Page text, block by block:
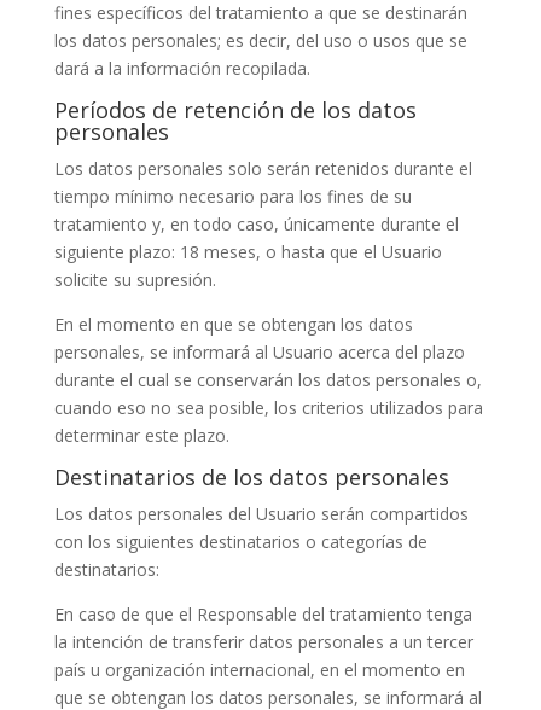
fines específicos del tratamiento a que se destinarán
los datos personales; es decir, del uso o usos que se
dará a la información recopilada.
Períodos de retención de los datos
personales
Los datos personales solo serán retenidos durante el
tiempo mínimo necesario para los fines de su
tratamiento y, en todo caso, únicamente durante el
siguiente plazo: 18 meses, o hasta que el Usuario
solicite su supresión.
En el momento en que se obtengan los datos
personales, se informará al Usuario acerca del plazo
durante el cual se conservarán los datos personales o,
cuando eso no sea posible, los criterios utilizados para
determinar este plazo.
Destinatarios de los datos personales
Los datos personales del Usuario serán compartidos
con los siguientes destinatarios o categorías de
destinatarios:
En caso de que el Responsable del tratamiento tenga
la intención de transferir datos personales a un tercer
país u organización internacional, en el momento en
que se obtengan los datos personales, se informará al